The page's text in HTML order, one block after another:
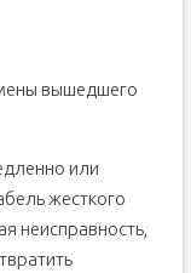
вышедшего
или
жесткого
неисправность,